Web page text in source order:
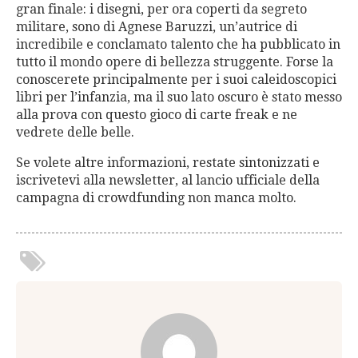
gran finale: i disegni, per ora coperti da segreto
militare, sono di Agnese Baruzzi, un’autrice di
incredibile e conclamato talento che ha pubblicato in
tutto il mondo opere di bellezza struggente. Forse la
conoscerete principalmente per i suoi caleidoscopici
libri per l’infanzia, ma il suo lato oscuro è stato messo
alla prova con questo gioco di carte freak e ne
vedrete delle belle.
Se volete altre informazioni, restate sintonizzati e
iscrivetevi alla newsletter, al lancio ufficiale della
campagna di crowdfunding non manca molto.